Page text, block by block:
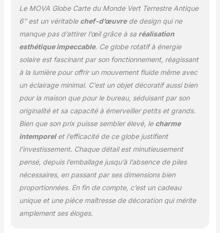
continu et parfaitement
fluide sur votre bureau
ou votre étagère.
Fabrication haut de
gamme et mouvement
fluide — Le globe
intérieur suspendu dans
un fluide tourne à
l’intérieur d’une coque
acrylique transparente,
offrant une expérience
visuelle presque
magique. Contrôle
qualité et service client
— Chaque globe est
rigoureusement contrôlé
avant expédition. Si
votre produit présente
n’hésitez pas à
Le MOVA Globe Carte du Monde Vert Terrestre Antique
6″ est un véritable chef-d’œuvrede design qui ne
manque pas d’attirer l’œil grâce à sa réalisation
esthétique impeccable. Ce globe rotatif à énergie
solaire est fascinant par son fonctionnement, réagissant
à la lumière pour offrir un mouvement fluide même avec
un éclairage minimal. C’est un objet décoratif aussi bien
pour la maison que pour le bureau, séduisant par son
originalité et sa capacité à émerveiller petits et grands.
Bien que son prix puisse sembler élevé, le charme
intemporelet l’efficacité de ce globe justifient
l’investissement. Chaque détail est minutieusement
pensé, depuis l’emballage jusqu’à l’absence de piles
nécessaires, en passant par ses dimensions bien
proportionnées. En fin de compte, c’est un cadeau
unique et une pièce maîtresse de décoration qui mérite
amplement ses éloges.